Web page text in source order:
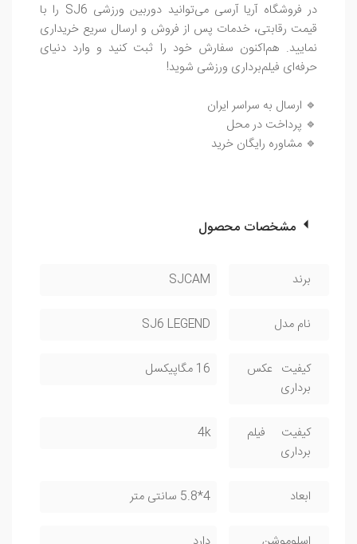
در فروشگاه آریا آرسی می‌توانید دوربین ورزشی SJ6 را با
قیمت رقابتی، خدمات پس از فروش و ارسال سریع خریداری
نمایید. هم‌اکنون سفارش خود را ثبت کنید و وارد دنیای
حرفه‌ای فیلم‌برداری ورزشی شوید!
🔹 ارسال به سراسر ایران
🔹 پرداخت در محل
🔹 مشاوره رایگان خرید
مشخصات محصول
برند SJCAM
نام مدل SJ6 LEGEND
کیفیت عکس
برداری
16 مگاپیکسل
کیفیت فیلم
برداری
4k
ابعاد 4*5.8 سانتی متر